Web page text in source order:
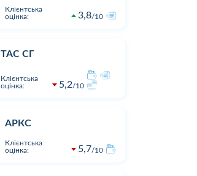
Клієнтська
оцінка:
3,8 10
ТАС СГ
Клієнтська
оцінка:
5,2 10
АРКС
Клієнтська
оцінка:
5,7 10